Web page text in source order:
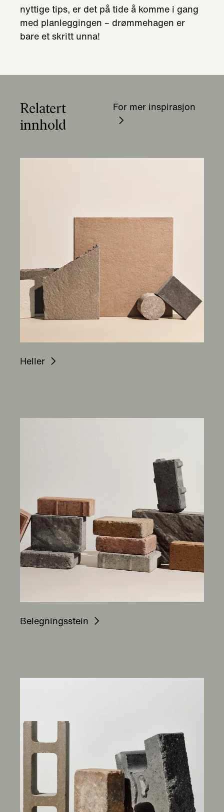
nyttige tips, er det på tide å komme i gang
med planleggingen – drømmehagen er
bare et skritt unna!
Relatert
innhold
For mer inspirasjon
Heller
Belegningsstein